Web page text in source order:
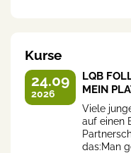
Kurse
24.09
2026
LQB
MEIN
Viele
auf einen
das:Man